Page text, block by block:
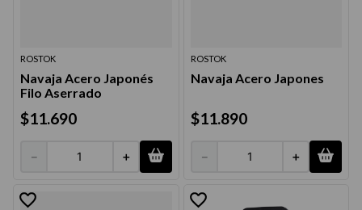
ROSTOK
Navaja Acero Japonés
Filo Aserrado
$11.690
＋
－
ROSTOK
Navaja Acero Japones
$11.890
＋
－